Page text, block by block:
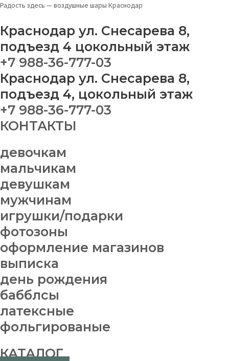
Перейти
содержимому
Радость здесь — воздушные шары Краснодар
Краснодар ул. Снесарева 8,
подъезд 4 цокольный этаж
+7 988-36-777-03
Краснодар ул. Снесарева 8,
подъезд 4, цокольный этаж
+7 988-36-777-03
КОНТАКТЫ
девочкам
мальчикам
девушкам
мужчинам
игрушки/подарки
фотозоны
оформление магазинов
выписка
день рождения
бабблсы
латексные
фольгированые
КАТАЛОГ
Меню